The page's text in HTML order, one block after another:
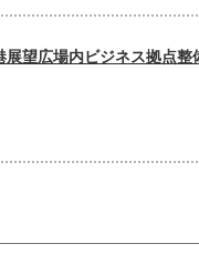
展望広場内ビジネス拠点